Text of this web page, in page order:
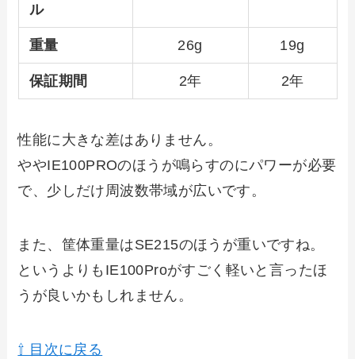
ル
重量 26g 19g
保証期間 2年 2年
性能に大きな差はありません。
ややIE100PROのほうが鳴らすのにパワーが必要
で、少しだけ周波数帯域が広いです。
また、筐体重量はSE215のほうが重いですね。
というよりもIE100Proがすごく軽いと言ったほ
うが良いかもしれません。
⇧ 目次に戻る